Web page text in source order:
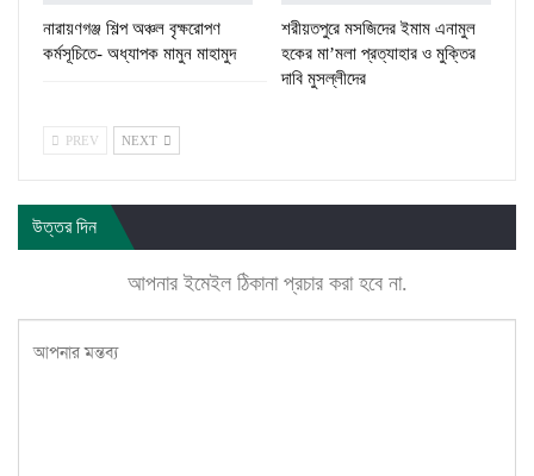
নারায়ণগঞ্জ শিল্প অঞ্চল বৃক্ষরোপণ
কর্মসূচিতে- অধ্যাপক মামুন মাহামুদ
শরীয়তপুরে মসজিদের ইমাম এনামুল
হকের মা’মলা প্রত্যাহার ও মুক্তির
দাবি মুসল্লীদের
PREV NEXT
উত্তর দিন
আপনার ইমেইল ঠিকানা প্রচার করা হবে না.